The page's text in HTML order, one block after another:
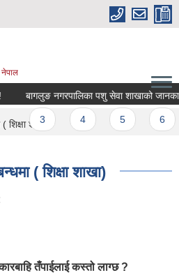
बागलुङ नगरपालिका पशु सेवा शाखाको जानकारी
3
शिक्षा शाखा)
( शिक्षा शाखा)
तँपाईलाई कस्तो लाग्छ ?